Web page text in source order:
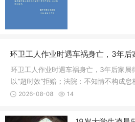
环卫工人作业时遇车祸身亡，3年后
环卫工人作业时遇车祸身亡，3年后家属
以“超时效”拒赔；法院：不知情不构成
工人作业时不幸遭遇车祸身亡，家属时
过两年诉讼...
2026-08-08 14